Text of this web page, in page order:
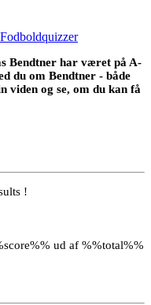
Fodboldquizzer
Bendtner har været på A-
du om Bendtner - både
viden og se, om du kan få
!
ud af %%total%%